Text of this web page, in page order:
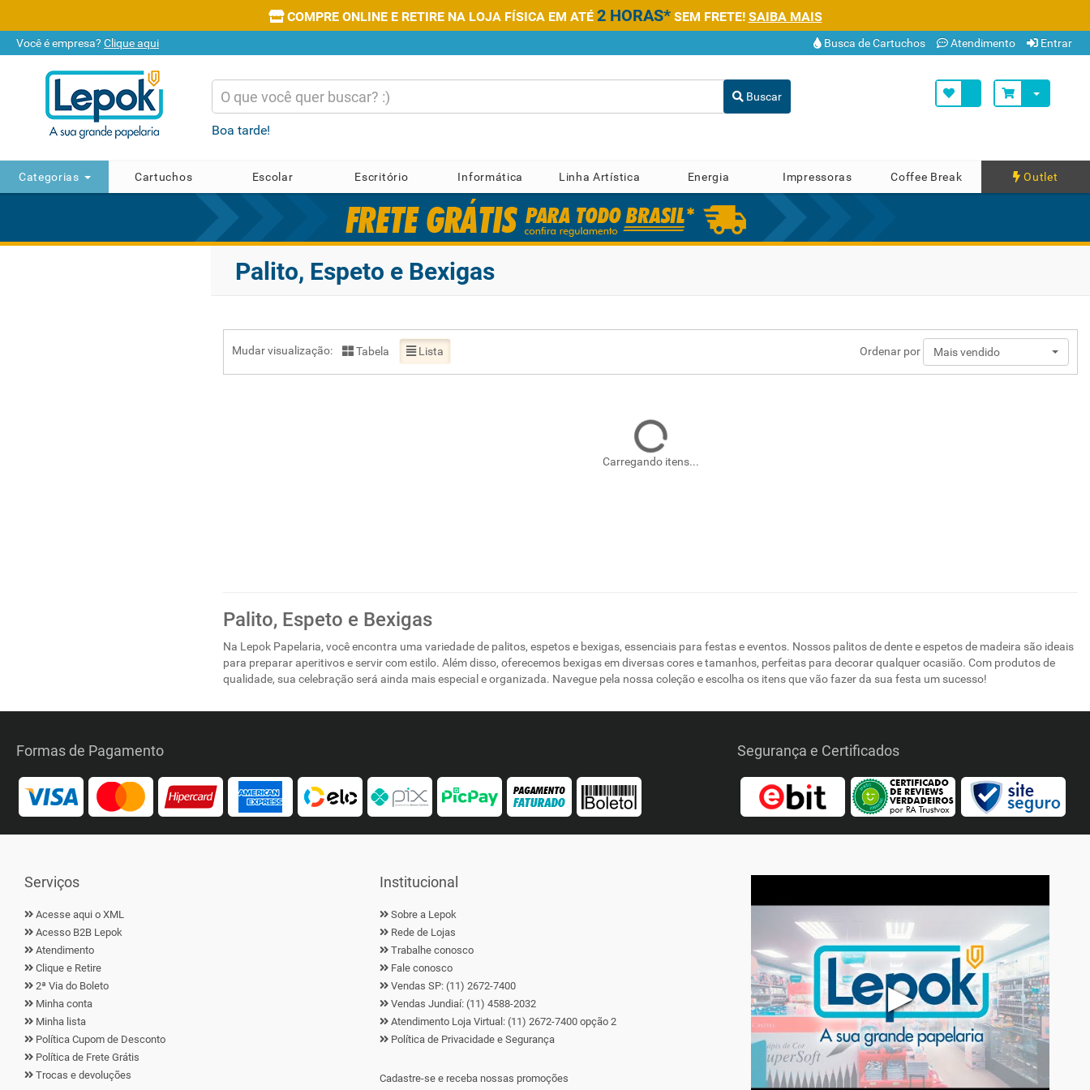
COMPRE ONLINE E RETIRE NA LOJA FÍSICA EM ATÉ 2 HORAS*SEM FRETE! SAIBA MAIS
Você é empresa? Clique aqui Busca de Cartuchos Atendimento Entrar
Buscar
Boa tarde!
Categorias Cartuchos Escolar Escritório Informática Linha Artística Energia Impressoras Coffee Break Outlet
Palito, Espeto e Bexigas
Mudar visualização: Tabela Lista Ordenar por Mais vendido
Carregando itens...
Palito, Espeto e Bexigas
Na Lepok Papelaria, você encontra uma variedade de palitos, espetos e bexigas, essenciais para festas e eventos. Nossos palitos de dente e espetos de madeira são ideais
para preparar aperitivos e servir com estilo. Além disso, oferecemos bexigas em diversas cores e tamanhos, perfeitas para decorar qualquer ocasião. Com produtos de
qualidade, sua celebração será ainda mais especial e organizada. Navegue pela nossa coleção e escolha os itens que vão fazer da sua festa um sucesso!
Formas de Pagamento Segurança e Certificados
Serviços
Acesse aqui o XML
Acesso B2B Lepok
Atendimento
Clique e Retire
2ª Via do Boleto
Minha conta
Minha lista
Política Cupom de Desconto
Política de Frete Grátis
Trocas e devoluções
Institucional
Sobre a Lepok
Rede de Lojas
Trabalhe conosco
Fale conosco
Vendas SP: (11) 2672-7400
Vendas Jundiaí: (11) 4588-2032
Atendimento Loja Virtual: (11) 2672-7400 opção 2
Política de Privacidade e Segurança
Cadastre-se e receba nossas promoções
▶